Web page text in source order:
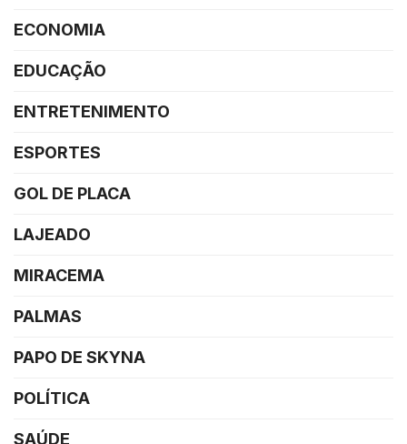
ECONOMIA
EDUCAÇÃO
ENTRETENIMENTO
ESPORTES
GOL DE PLACA
LAJEADO
MIRACEMA
PALMAS
PAPO DE SKYNA
POLÍTICA
SAÚDE